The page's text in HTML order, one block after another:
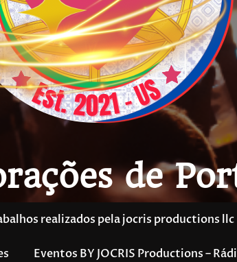
de
realizados pela jocris productions llc
Eventos BY JOCRIS Productions –